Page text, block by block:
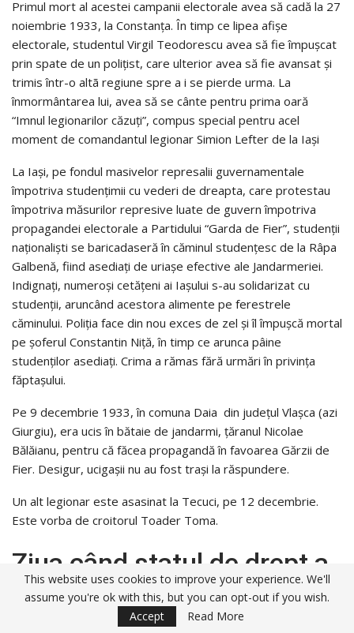
Primul mort al acestei campanii electorale avea să cadă la 27
noiembrie 1933, la Constanţa. În timp ce lipea afișe
electorale, studentul Virgil Teodorescu avea să fie împușcat
prin spate de un poliţist, care ulterior avea să fie avansat şi
trimis într-o altã regiune spre a i se pierde urma. La
înmormântarea lui, avea să se cânte pentru prima oară
“Imnul legionarilor căzuți”, compus special pentru acel
moment de comandantul legionar Simion Lefter de la Iași
La Iaşi, pe fondul masivelor represalii guvernamentale
împotriva studenţimii cu vederi de dreapta, care protestau
împotriva măsurilor represive luate de guvern împotriva
propagandei electorale a Partidului “Garda de Fier”, studenţii
naționaliști se baricadaseră în căminul studenţesc de la Râpa
Galbenă, fiind asediaţi de uriaşe efective ale Jandarmeriei.
Indignați, numeroși cetățeni ai Iașului s-au solidarizat cu
studenții, aruncând acestora alimente pe ferestrele
căminului. Poliția face din nou exces de zel și îl împușcă mortal
pe șoferul Constantin Niță, în timp ce arunca pâine
studenților asediați. Crima a rămas fără urmări în privința
făptașului.
Pe 9 decembrie 1933, în comuna Daia din județul Vlaşca (azi
Giurgiu), era ucis în bătaie de jandarmi, ţăranul Nicolae
Bălăianu, pentru că făcea propagandă în favoarea Gărzii de
Fier. Desigur, ucigașii nu au fost trași la răspundere.
Un alt legionar este asasinat la Tecuci, pe 12 decembrie.
Este vorba de croitorul Toader Toma.
Ziua când statul de drept a
murit…
This website uses cookies to improve your experience. We'll
assume you're ok with this, but you can opt-out if you wish.
Accept
Read More